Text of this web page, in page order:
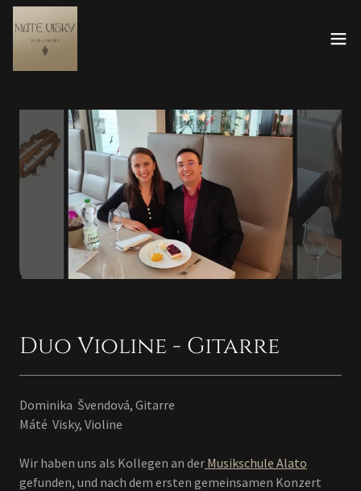
Duo Violine - Gitarre
Dominika Švendová, Gitarre
Máté Visky, Violine
Wir haben uns als Kollegen an der Musikschule Alato
gefunden, und nach dem ersten gemeinsamen Konzert